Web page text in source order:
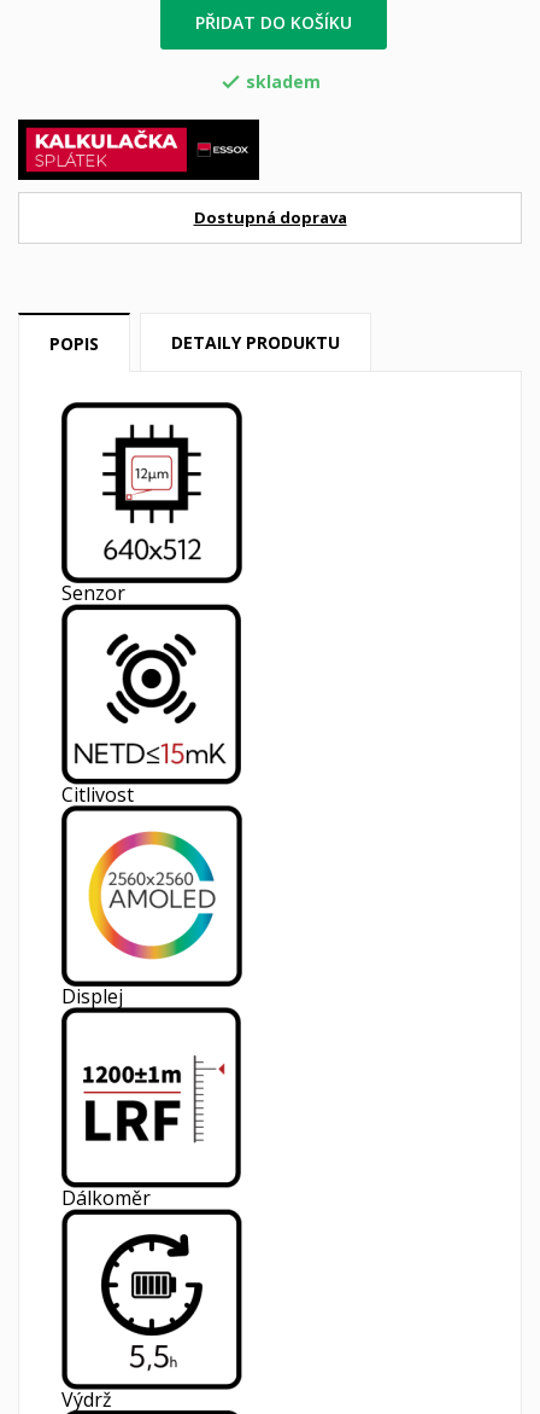
PŘIDAT DO KOŠÍKU
 skladem
Dostupná doprava
POPIS DETAILY PRODUKTU
Senzor
Citlivost
Displej
Dálkoměr
Výdrž